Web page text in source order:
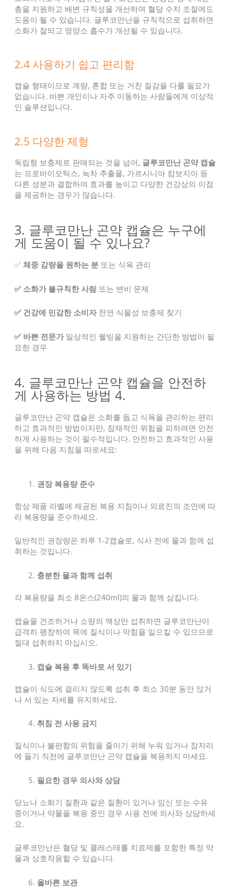
총을 지원하고 배변 규칙성을 개선하며 혈당 수치 조절에도
도움이 될 수 있습니다. 글루코만난을 규칙적으로 섭취하면
소화가 잘되고 영양소 흡수가 개선될 수 있습니다.
2.4 사용하기 쉽고 편리함
캡슐 형태이므로 계량, 혼합 또는 거친 질감을 다룰 필요가
없습니다. 바쁜 개인이나 자주 이동하는 사람들에게 이상적
인 솔루션입니다.
2.5 다양한 제형
독립형 보충제로 판매되는 것을 넘어, 글루코만난 곤약 캡슐
는 프로바이오틱스, 녹차 추출물, 가르시니아 캄보지아 등
다른 성분과 결합하여 효과를 높이고 다양한 건강상의 이점
을 제공하는 경우가 많습니다.
3. 글루코만난 곤약 캡슐은 누구에
게 도움이 될 수 있나요?
✅ 체중 감량을 원하는 분 또는 식욕 관리
✅ 소화가 불규칙한 사람 또는 변비 문제
✅ 건강에 민감한 소비자 천연 식물성 보충제 찾기
✅ 바쁜 전문가 일상적인 웰빙을 지원하는 간단한 방법이 필
요한 경우
4. 글루코만난 곤약 캡슐을 안전하
게 사용하는 방법 4.
글루코만난 곤약 캡슐은 소화를 돕고 식욕을 관리하는 편리
하고 효과적인 방법이지만, 잠재적인 위험을 피하려면 안전
하게 사용하는 것이 필수적입니다. 안전하고 효과적인 사용
을 위해 다음 지침을 따르세요:
권장 복용량 준수
항상 제품 라벨에 제공된 복용 지침이나 의료진의 조언에 따
라 복용량을 준수하세요.
일반적인 권장량은 하루 1-2캡슐로, 식사 전에 물과 함께 섭
취하는 것입니다.
충분한 물과 함께 섭취
각 복용량을 최소 8온스(240ml)의 물과 함께 삼킵니다.
캡슐을 건조하거나 소량의 액상만 섭취하면 글루코만난이
급격히 팽창하여 목에 질식이나 막힘을 일으킬 수 있으므로
절대 섭취하지 마십시오.
캡슐 복용 후 똑바로 서 있기
캡슐이 식도에 걸리지 않도록 섭취 후 최소 30분 동안 앉거
나 서 있는 자세를 유지하세요.
취침 전 사용 금지
질식이나 불편함의 위험을 줄이기 위해 누워 있거나 잠자리
에 들기 직전에 글루코만난 곤약 캡슐을 복용하지 마세요.
필요한 경우 의사와 상담
당뇨나 소화기 질환과 같은 질환이 있거나 임신 또는 수유
중이거나 약물을 복용 중인 경우 사용 전에 의사와 상담하세
요.
글루코만난은 혈당 및 콜레스테롤 치료제를 포함한 특정 약
물과 상호작용할 수 있습니다.
올바른 보관